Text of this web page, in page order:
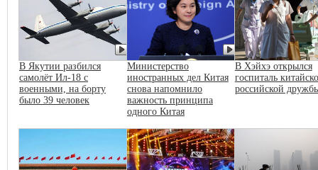
В Якутии разбился
самолёт Ил-18 с
военными, на борту
было 39 человек
Министерство
иностранных дел Китая
снова напомнило
важность принципа
одного Китая
В Хэйхэ открылся
госпиталь
российской